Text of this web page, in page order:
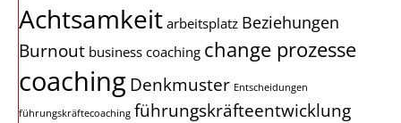
Achtsamkeit arbeitsplatz Beziehungen
Burnout business coaching change prozesse
coachingDenkmuster Entscheidungen
führungskräftecoaching führungskräfteentwicklung